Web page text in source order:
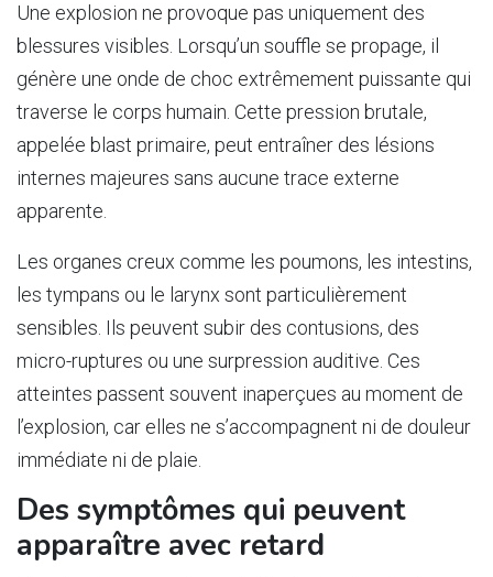
Une explosion ne provoque pas uniquement des
blessures visibles. Lorsqu’un souffle se propage, il
génère une onde de choc extrêmement puissante qui
traverse le corps humain. Cette pression brutale,
appelée blast primaire, peut entraîner des lésions
internes majeures sans aucune trace externe
apparente.
Les organes creux comme les poumons, les intestins,
les tympans ou le larynx sont particulièrement
sensibles. Ils peuvent subir des contusions, des
micro-ruptures ou une surpression auditive. Ces
atteintes passent souvent inaperçues au moment de
l’explosion, car elles ne s’accompagnent ni de douleur
immédiate ni de plaie.
Des symptômes qui peuvent
apparaître avec retard